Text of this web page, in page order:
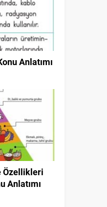
Anlatımı
Özellikleri
Anlatımı